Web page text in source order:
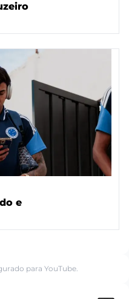
e
para YouTube.